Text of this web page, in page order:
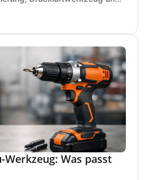
Was passt